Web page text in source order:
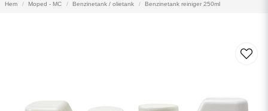
Hem Moped - MC Benzinetank / olietank Benzinetank reiniger 250ml